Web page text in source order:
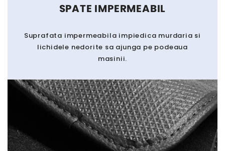
SPATE IMPERMEABIL
Suprafata impermeabila impiedica murdaria si
lichidele nedorite sa ajunga pe podeaua
masinii.